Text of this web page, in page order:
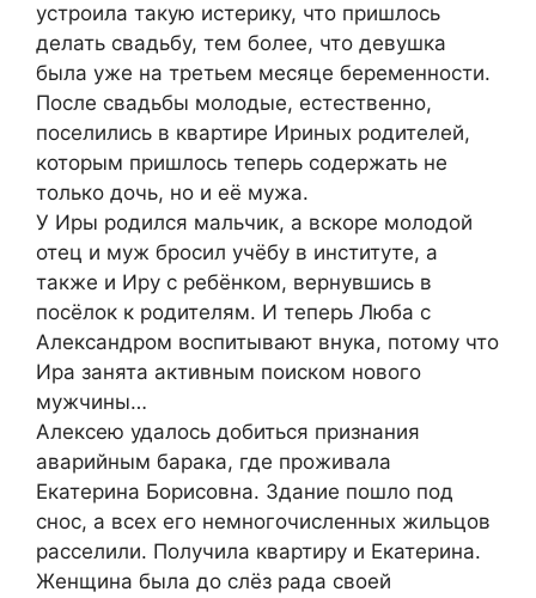
устроила такую истерику, что пришлось
делать свадьбу, тем более, что девушка
была уже на третьем месяце беременности.
После свадьбы молодые, естественно,
поселились в квартире Ириных родителей,
которым пришлось теперь содержать не
только дочь, но и её мужа.
У Иры родился мальчик, а вскоре молодой
отец и муж бросил учёбу в институте, а
также и Иру с ребёнком, вернувшись в
посёлок к родителям. И теперь Люба с
Александром воспитывают внука, потому что
Ира занята активным поиском нового
мужчины…
Алексею удалось добиться признания
аварийным барака, где проживала
Екатерина Борисовна. Здание пошло под
снос, а всех его немногочисленных жильцов
расселили. Получила квартиру и Екатерина.
Женщина была до слёз рада своей